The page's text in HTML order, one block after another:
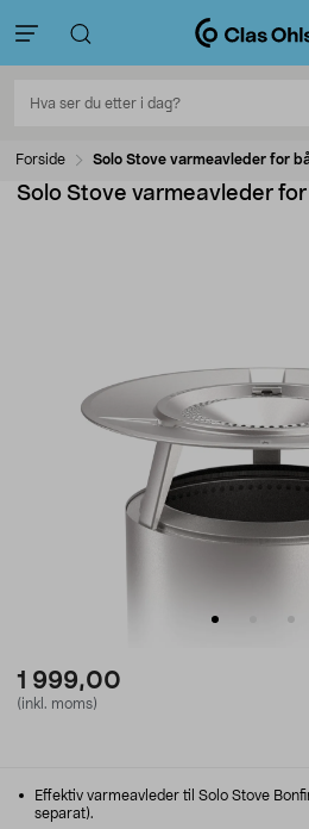
Forside Solo Stove varmeavleder for
Solo Stove varmeavleder
1 999,00
(inkl. moms)
Effektiv varmeavleder til Solo Stove
separat).